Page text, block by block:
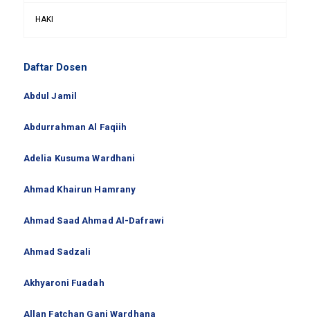
HAKI
Daftar Dosen
Abdul Jamil
Abdurrahman Al Faqiih
Adelia Kusuma Wardhani
Ahmad Khairun Hamrany
Ahmad Saad Ahmad Al-Dafrawi
Ahmad Sadzali
Akhyaroni Fuadah
Allan Fatchan Gani Wardhana